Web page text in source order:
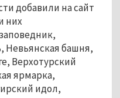
добавили на сайт
них
Невьянская башня,
Верхотурский
ярмарка,
идол,